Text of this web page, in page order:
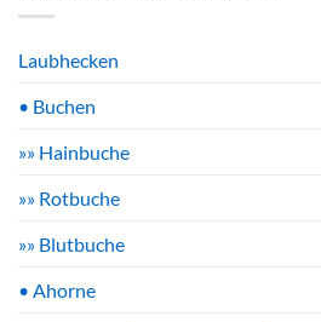
Laubhecken
• Buchen
»» Hainbuche
»» Rotbuche
»» Blutbuche
• Ahorne